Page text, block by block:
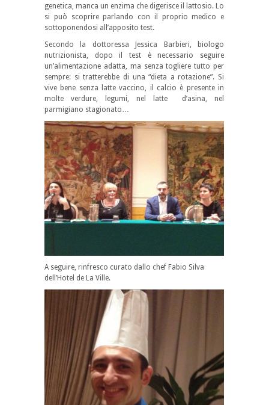
genetica, manca un enzima che digerisce il lattosio. Lo
si può scoprire parlando con il proprio medico e
sottoponendosi all’apposito test.
Secondo la dottoressa Jessica Barbieri, biologo
nutrizionista, dopo il test è necessario seguire
un’alimentazione adatta, ma senza togliere tutto per
sempre: si tratterebbe di una “dieta a rotazione”. Si
vive bene senza latte vaccino, il calcio è presente in
molte verdure, legumi, nel latte d’asina, nel
parmigiano stagionato…
A seguire, rinfresco curato dallo chef Fabio Silva
dell’Hotel de La Ville.